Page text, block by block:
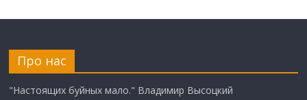
Про нас
"Настоящих буйных мало." Владимир Высоцкий